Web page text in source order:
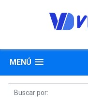
MENÚ